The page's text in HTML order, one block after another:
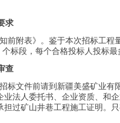
求
附表》。鉴于本次招标工程
个标段，每个合格投标人投标最
查
文件前请到新疆美盛矿业有
业法人委托书、企业资质
和
担过矿山井巷工程施工证明 。